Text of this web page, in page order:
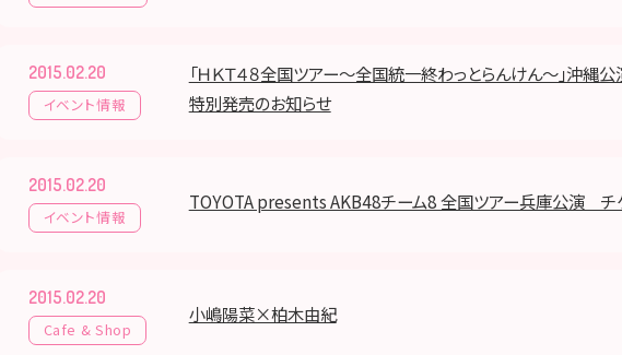
2015.02.20
イベント情報
「ＨＫＴ４８全国ツアー～全国統一終わっとらんけん～」沖縄
特別発売のお知らせ
2015.02.20
イベント情報
TOYOTA presents AKB48チーム8 全国ツアー兵庫公演 チ
2015.02.20
Cafe & Shop
小嶋陽菜×柏木由紀